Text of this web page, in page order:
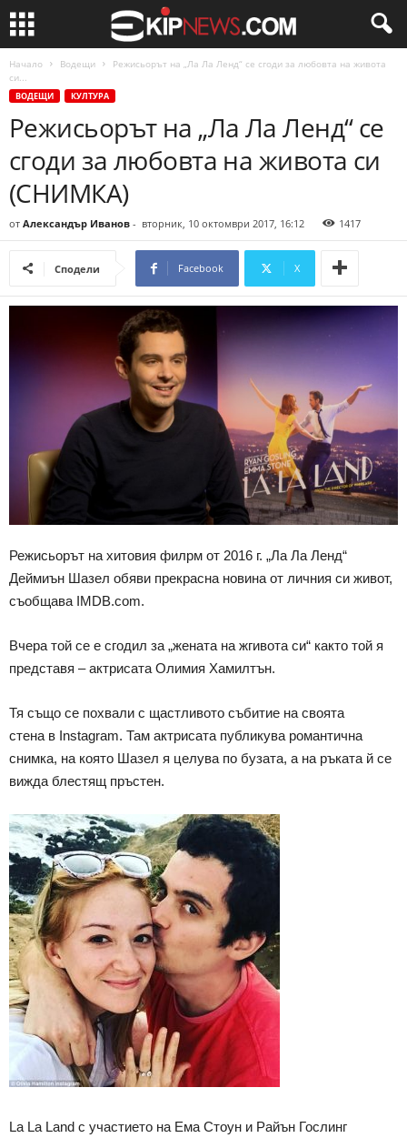
Начало Водещи
Режисьорът на „Ла Ла Ленд“ се сгоди за любовта на живота
си...
ВОДЕЩИ КУЛТУРА
Режисьорът на „Ла Ла Ленд“ се
сгоди за любовта на живота си
(СНИМКА)
от Александър Иванов - вторник, 10 октомври 2017, 16:12 1417
Сподели Facebook X
Режисьорът на хитовия филрм от 2016 г. „Ла Ла Ленд“
Деймиън Шазел обяви прекрасна новина от личния си живот,
съобщава IMDB.com.
Вчера той се е сгодил за „жената на жгивота си“ както той я
представя – актрисата Олимия Хамилтън.
Тя също се похвали с щастливото събитие на своята
стена в Instagram. Там актрисата публикува романтична
снимка, на която Шазел я целува по бузата, а на ръката й се
вижда блестящ пръстен.
La La Land с участието на Ема Стоун и Райън Гослинг